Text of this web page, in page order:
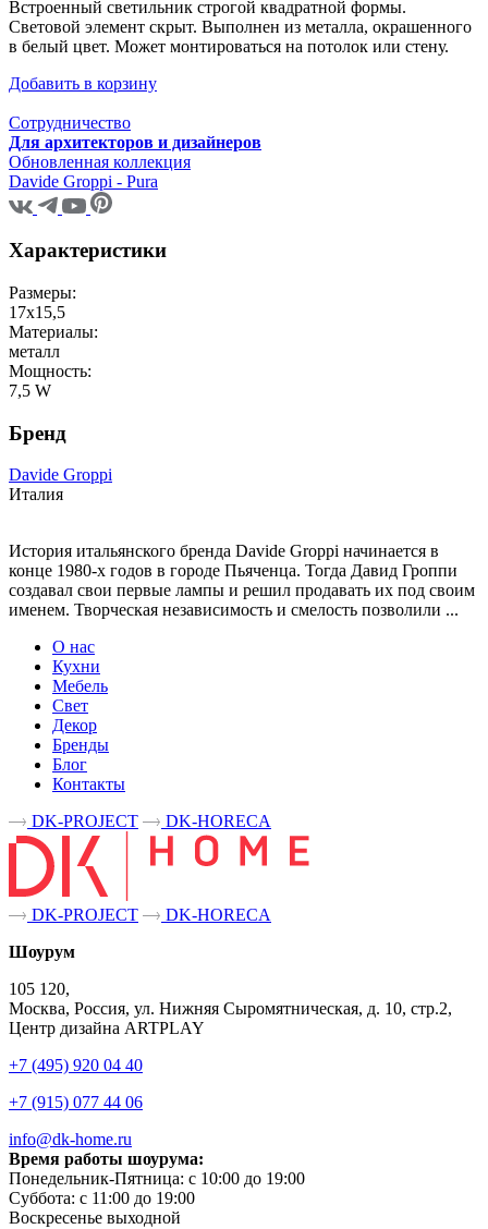
Встроенный светильник строгой квадратной формы.
Световой элемент скрыт. Выполнен из металла, окрашенного
в белый цвет. Может монтироваться на потолок или стену.
Добавить в корзину
Сотрудничество
Для архитекторов и дизайнеров
Обновленная коллекция
Davide Groppi - Pura
Характеристики
Размеры:
17х15,5
Материалы:
металл
Мощность:
7,5 W
Бренд
Davide Groppi
Италия
История итальянского бренда Davide Groppi начинается в
конце 1980-х годов в городе Пьяченца. Тогда Давид Гроппи
создавал свои первые лампы и решил продавать их под своим
именем. Творческая независимость и смелость позволили ...
О нас
Кухни
Мебель
Свет
Декор
Бренды
Блог
Контакты
DK-PROJECT
DK-HORECA
DK-PROJECT
DK-HORECA
Шоурум
105 120,
Москва, Россия, ул. Нижняя Сыромятническая, д. 10, стр.2,
Центр дизайна ARTPLAY
+7 (495) 920 04 40
+7 (915) 077 44 06
info@dk-home.ru
Время работы шоурума:
Понедельник-Пятница: c 10:00 до 19:00
Суббота: c 11:00 до 19:00
Воскресенье выходной